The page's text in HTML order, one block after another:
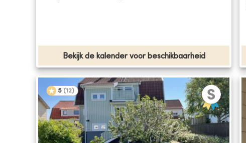
Bekijk de kalender voor beschikbaarheid
5 (12)